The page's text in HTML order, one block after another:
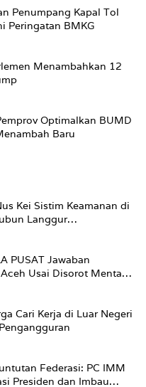
Penumpang Kapal Tol
Peringatan BMKG
Menambahkan 12
Optimalkan BUMD
Baru
Kei Sistim Keamanan di
Langgur
PUSAT Jawaban
Usai Disorot Mentan
Cari Kerja di Luar Negeri
Federasi: PC IMM
Presiden dan Imbau